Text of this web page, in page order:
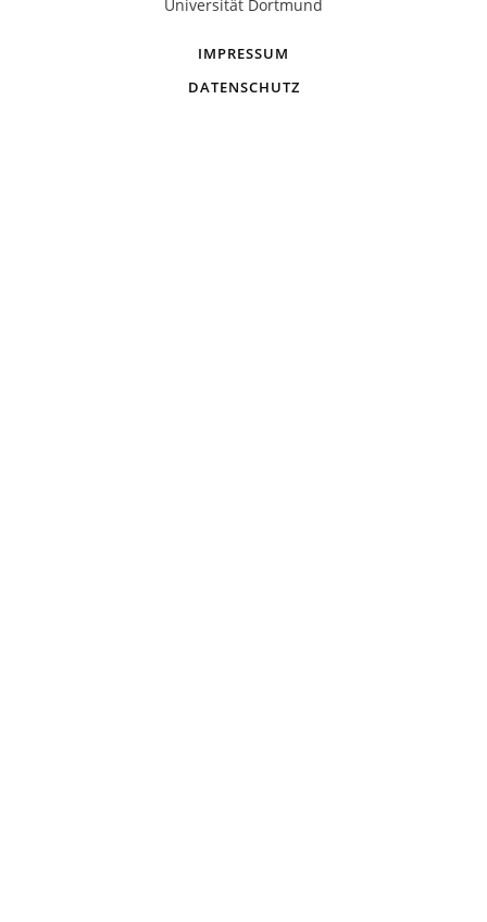
Universität Dortmund
IMPRESSUM
DATENSCHUTZ